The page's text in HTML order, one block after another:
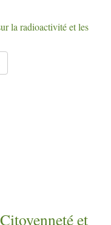
la radioactivité et les
Citoyenneté et